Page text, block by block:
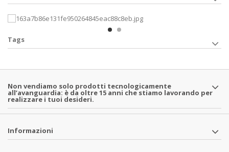
Tags
Non vendiamo solo prodotti tecnologicamente
all’avanguardia: è da oltre 15 anni che stiamo lavorando per
realizzare i tuoi desideri.
Informazioni